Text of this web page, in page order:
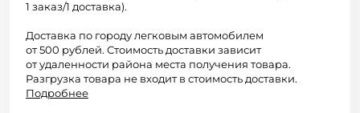
1 заказ/1 доставка).
Доставка по городу легковым автомобилем
от 500 рублей. Стоимость доставки зависит
от удаленности района места получения товара.
Разгрузка товара не входит в стоимость доставки.
Подробнее